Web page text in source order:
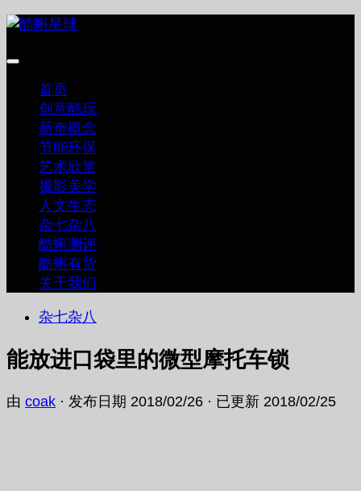
跳
内
首页
创意酷玩
新奇概念
节能环保
艺术欣赏
摄影美学
人文生态
杂七杂八
酷蝌测评
酷蝌有货
关于我们
杂七杂八
能放进口袋里的微型摩托车锁
由 coak · 发布日期 2018/02/26 · 已更新 2018/02/25